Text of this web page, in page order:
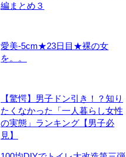
編まとめ３
愛美-5cm★23日目★裸の女
を。。
【驚愕】男子ドン引き！？知り
たくなかった「一人暮らし女性
の実態」ランキング【男子必
見】